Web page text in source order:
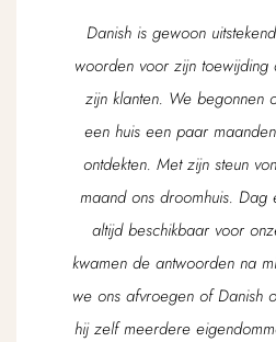
Danish is gewoon
woorden voor zijn
zijn klanten. We begonnen
een huis een paar
ontdekten. Met zijn steun
maand ons droomhuis. Dag
altijd beschikbaar voor
kwamen de antwoorden na
we ons afvroegen of Danish
hij zelf meerdere